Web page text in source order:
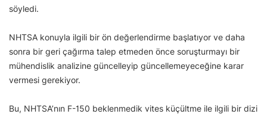
söyledi.
NHTSA konuyla ilgili bir ön değerlendirme başlatıyor ve daha
sonra bir geri çağırma talep etmeden önce soruşturmayı bir
mühendislik analizine güncelleyip güncellemeyeceğine karar
vermesi gerekiyor.
Bu, NHTSA’nın F-150 beklenmedik vites küçültme ile ilgili bir dizi